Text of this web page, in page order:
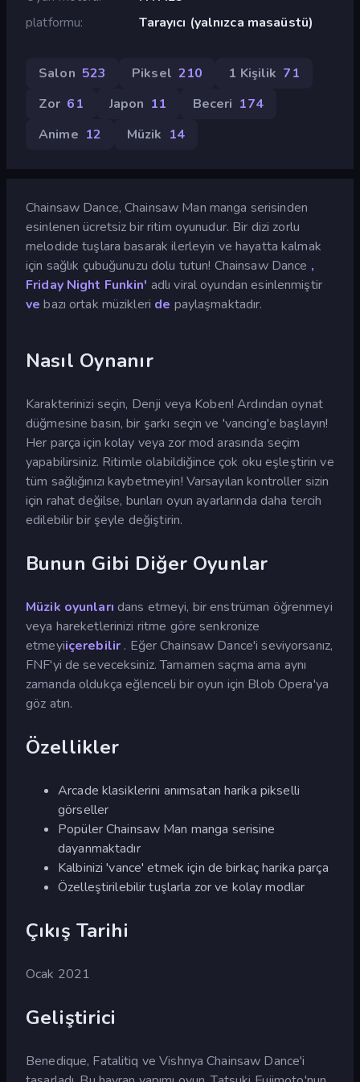
platformu
Tarayıcı (yalnızca masaüstü)
Salon 523 Piksel 210 1 Kişilik 71
Zor 61 Japon 11 Beceri 174
Anime 12 Müzik 14
Chainsaw Dance, Chainsaw Man manga serisinden
esinlenen ücretsiz bir ritim oyunudur. Bir dizi zorlu
melodide tuşlara basarak ilerleyin ve hayatta kalmak
için sağlık çubuğunuzu dolu tutun! Chainsaw Dance ,
Friday Night Funkin' adlı viral oyundan esinlenmiştir
ve bazı ortak müzikleri de paylaşmaktadır.
Nasıl Oynanır
Karakterinizi seçin, Denji veya Koben! Ardından oynat
düğmesine basın, bir şarkı seçin ve 'vancing'e başlayın!
Her parça için kolay veya zor mod arasında seçim
yapabilirsiniz. Ritimle olabildiğince çok oku eşleştirin ve
tüm sağlığınızı kaybetmeyin! Varsayılan kontroller sizin
için rahat değilse, bunları oyun ayarlarında daha tercih
edilebilir bir şeyle değiştirin.
Bunun Gibi Diğer Oyunlar
Müzik oyunları dans etmeyi, bir enstrüman öğrenmeyi
veya hareketlerinizi ritme göre senkronize
etmeyiiçerebilir . Eğer Chainsaw Dance'i seviyorsanız,
FNF'yi de seveceksiniz. Tamamen saçma ama aynı
zamanda oldukça eğlenceli bir oyun için Blob Opera'ya
göz atın.
Özellikler
Arcade klasiklerini anımsatan harika pikselli
görseller
Popüler Chainsaw Man manga serisine
dayanmaktadır
Kalbinizi 'vance' etmek için de birkaç harika parça
Özelleştirilebilir tuşlarla zor ve kolay modlar
Çıkış Tarihi
Ocak 2021
Geliştirici
Benedique, Fatalitiq ve Vishnya Chainsaw Dance'i